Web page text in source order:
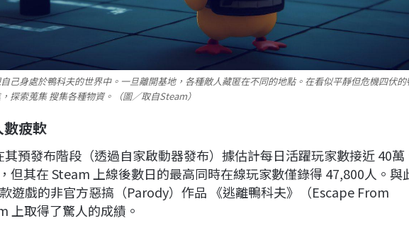
己身處於鴨科夫的世界中。一旦離開基地，各種敵人藏匿在不同的地點。在看似平靜但危機四伏的
探索蒐集 搜集各種物資。（圖／取自Steam）
數疲軟
預發布階段（透過自家啟動器發布）據估計每日活躍玩家數接近 40萬
但其在 Steam 上線後數日的最高同時在線玩家數僅錄得 47,800人。與
遊戲的非官方惡搞（Parody）作品 《逃離鴨科夫》（Escape From
上取得了驚人的成績。